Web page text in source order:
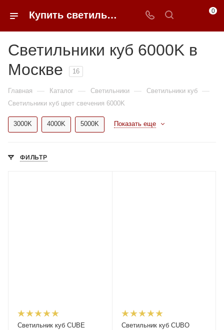
Купить светильники куб 6000K недорого в Москве | 0FFER 0
Светильники куб 6000K в
Москве
16
Главная — Каталог — Светильники — Светильники куб —
Светильники куб цвет свечения 6000K
3000K 4000K 5000K Показать еще
ФИЛЬТР
Светильник куб CUBE
Светильник куб CUBO